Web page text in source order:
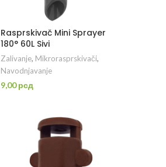
Rasprskivač Mini Sprayer
180° 60L Sivi
Zalivanje, Mikrorasprskivači,
Navodnjavanje
9,00рсд